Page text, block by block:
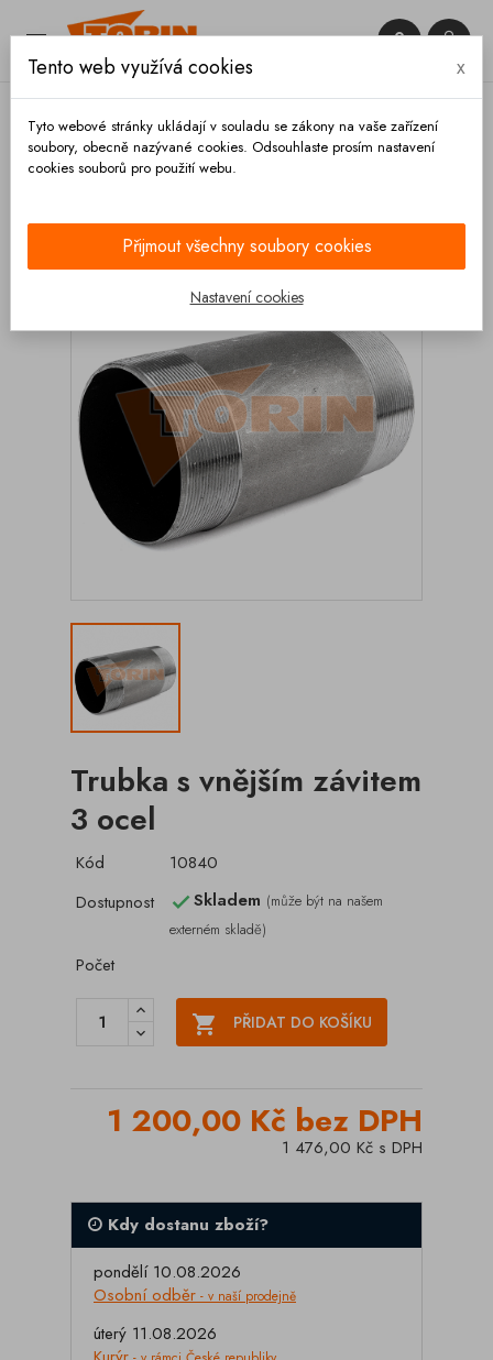
 

Trubka s vnějším závitem
3 ocel
Kód
10840
Dostupnost
Skladem (může být na našem
externém skladě)
Počet
 PŘIDAT DO KOŠÍKU
1 200,00 Kč bez DPH
1 476,00 Kč s DPH
Kdy dostanu zboží?
pondělí 10.08.2026
Osobní odběr - v naší prodejně
úterý 11.08.2026
Tento web využívá cookies x
Tyto webové stránky ukládají v souladu se zákony na vaše zařízení
soubory, obecně nazývané cookies. Odsouhlaste prosím nastavení
cookies souborů pro použití webu.
Přijmout všechny soubory cookies
Nastavení cookies